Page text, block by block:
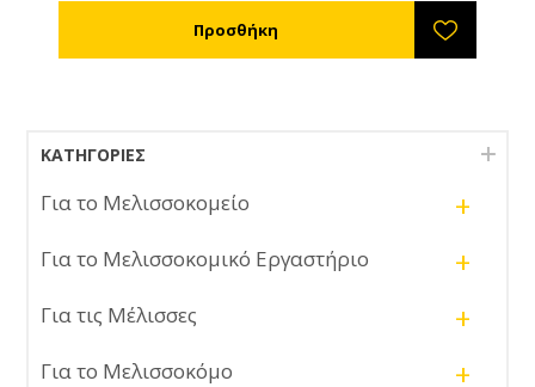
ΚΑΤΗΓΟΡΊΕΣ
Για το Μελισσοκομείο +
Για το Μελισσοκομικό Εργαστήριο +
Για τις Μέλισσες +
Για το Μελισσοκόμο +